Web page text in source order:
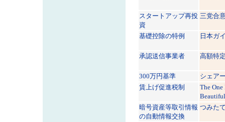
スタートアップ再投
資
三党合
基礎控除の特例 日本ガ
承認送信事業者 高額特
300万円基準
シェア
賃上げ促進税制
The
暗号資産等取引情報
の自動情報交換
つみた